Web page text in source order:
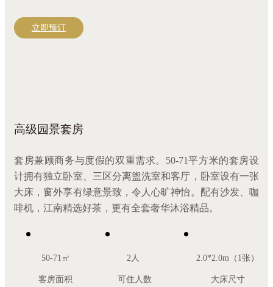
立即预订
高级园景套房
套房兼顾商务与度假的双重需求。50-71平方米的套房设
计拥有独立卧室、三区分离盥洗室和客厅，卧室设有一张
大床，窗外享有绿意景致，令人心旷神怡。配有沙发、咖
啡机，江南精选好茶，更有全套奢华沐浴精品。
50-71㎡
客房面积
2人
可住人数
2.0*2.0m（1张）
大床尺寸